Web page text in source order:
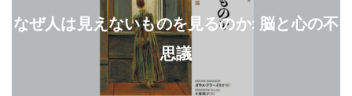
なぜ人は見えないものを見るのか: 脳と心の不
思議